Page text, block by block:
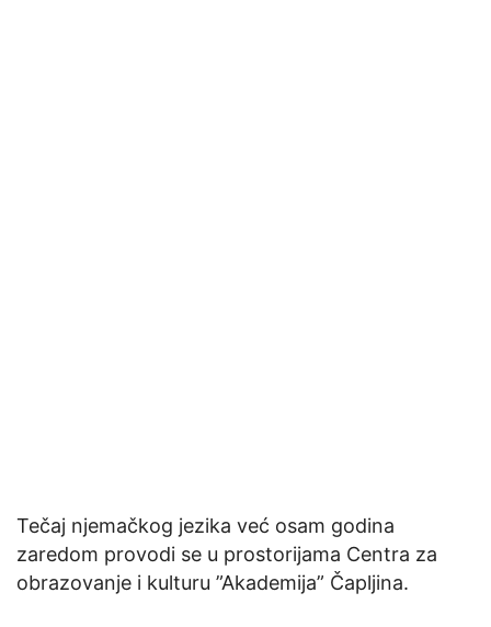
Tečaj njemačkog jezika već osam godina
zaredom provodi se u prostorijama Centra za
obrazovanje i kulturu ”Akademija” Čapljina.